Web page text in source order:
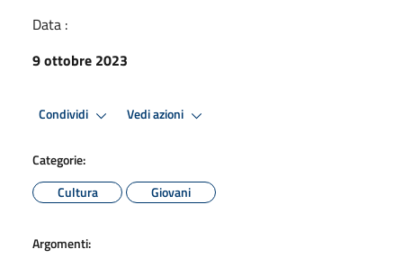
Data :
9 ottobre 2023
Condividi Vedi azioni
Categorie:
Cultura
Giovani
Argomenti: